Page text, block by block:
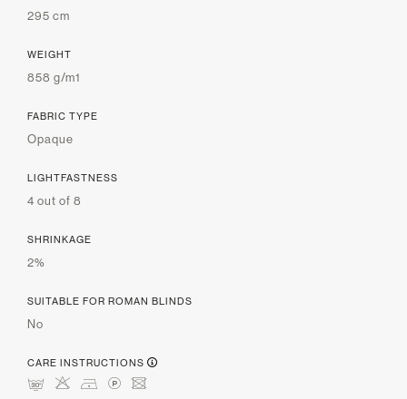
295 cm
WEIGHT
858 g/m1
FABRIC TYPE
Opaque
LIGHTFASTNESS
4 out of 8
SHRINKAGE
2%
SUITABLE FOR ROMAN BLINDS
No
CARE INSTRUCTIONS
mHDLU